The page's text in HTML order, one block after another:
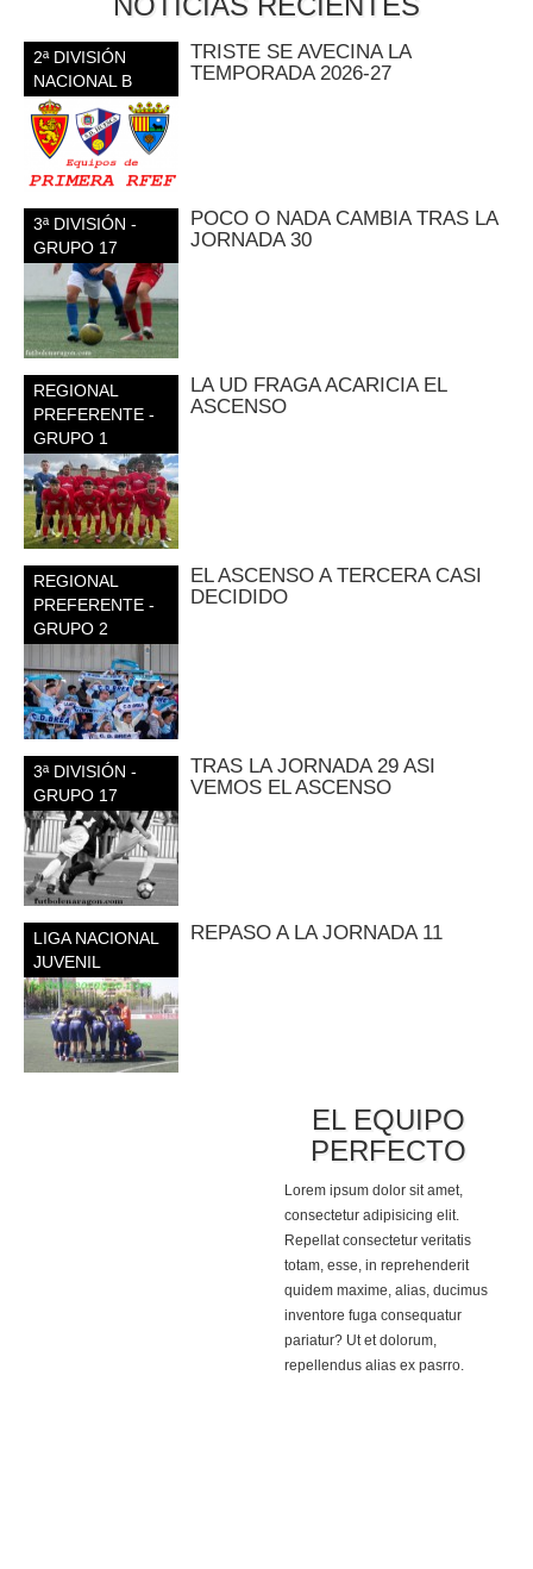
2ª DIVISIÓN
NACIONAL B
TRISTE SE AVECINA LA
TEMPORADA 2026-27
3ª DIVISIÓN -
GRUPO 17
POCO O NADA CAMBIA TRAS LA
JORNADA 30
REGIONAL
PREFERENTE -
GRUPO 1
LA UD FRAGA ACARICIA EL
ASCENSO
REGIONAL
PREFERENTE -
GRUPO 2
EL ASCENSO A TERCERA CASI
DECIDIDO
3ª DIVISIÓN -
GRUPO 17
TRAS LA JORNADA 29 ASI
VEMOS EL ASCENSO
LIGA NACIONAL
JUVENIL
REPASO A LA JORNADA 11
EL EQUIPO
PERFECTO
Lorem ipsum dolor sit amet,
consectetur adipisicing elit.
Repellat consectetur veritatis
totam, esse, in reprehenderit
quidem maxime, alias, ducimus
inventore fuga consequatur
pariatur? Ut et dolorum,
repellendus alias ex pasrro.